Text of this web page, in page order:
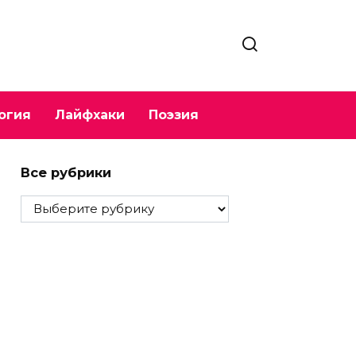
Лайфхаки Поэзия
Все рубрики
Все
рубрики